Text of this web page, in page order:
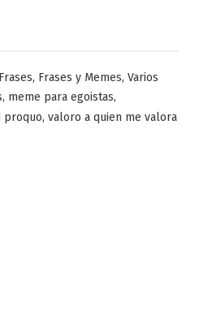
Frases, Frases y Memes, Varios
, meme para egoistas,
proquo, valoro a quien me valora